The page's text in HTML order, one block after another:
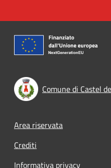
Comune di Castel
Footer menu
Area riservata
Crediti
Informativa privacy